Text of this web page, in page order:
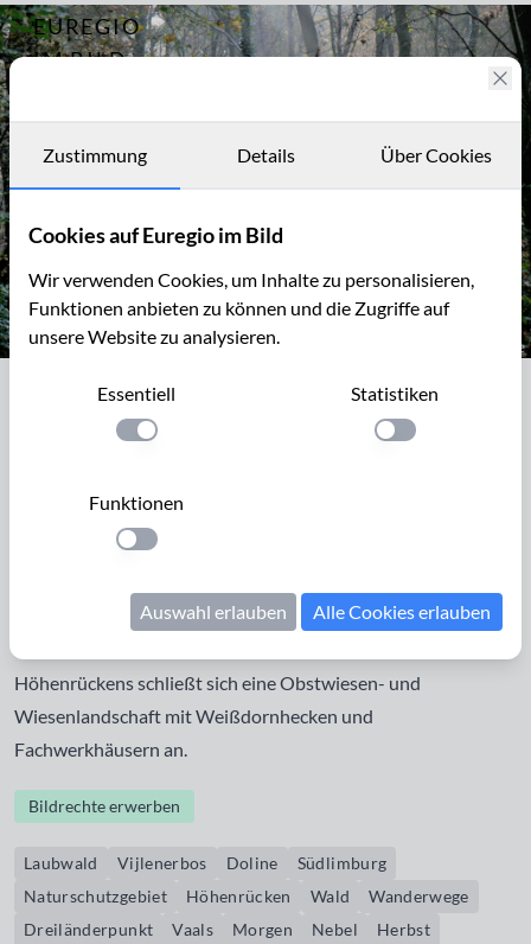
EUREGIO
IM BILD
Archiv
Kontakt
Archiv 2681
Morgenstimmung im Vijlenerbos
vom Dreiländerpunkt südlich von Vaals (NL) nach Nord-
Westen erstreckt. Die Entstehung einer merkwürdigen
Einsturzkrater (Dolinen) werden auf Informationstafeln
Höhenrückens schließt sich eine Obstwiesen- und
Wiesenlandschaft mit Weißdornhecken und
Fachwerkhäusern an.
Bildrechte erwerben
Laubwald Vijlenerbos Doline
Südlimburg
Naturschutzgebiet
Höhenrücken Wald
Wanderwege
Dreiländerpunkt
Vaals Morgen Nebel
Herbst
Zustimmung Details Über Cookies
Cookies auf Euregio im Bild
Wir verwenden Cookies, um Inhalte zu personalisieren,
Funktionen anbieten zu können und die Zugriffe auf
unsere Website zu analysieren.
Essentiell
Einstellung anwenden
Statistiken
Einstellung
Funktionen
Einstellung anwenden
Auswahl erlauben Alle Cookies erlauben